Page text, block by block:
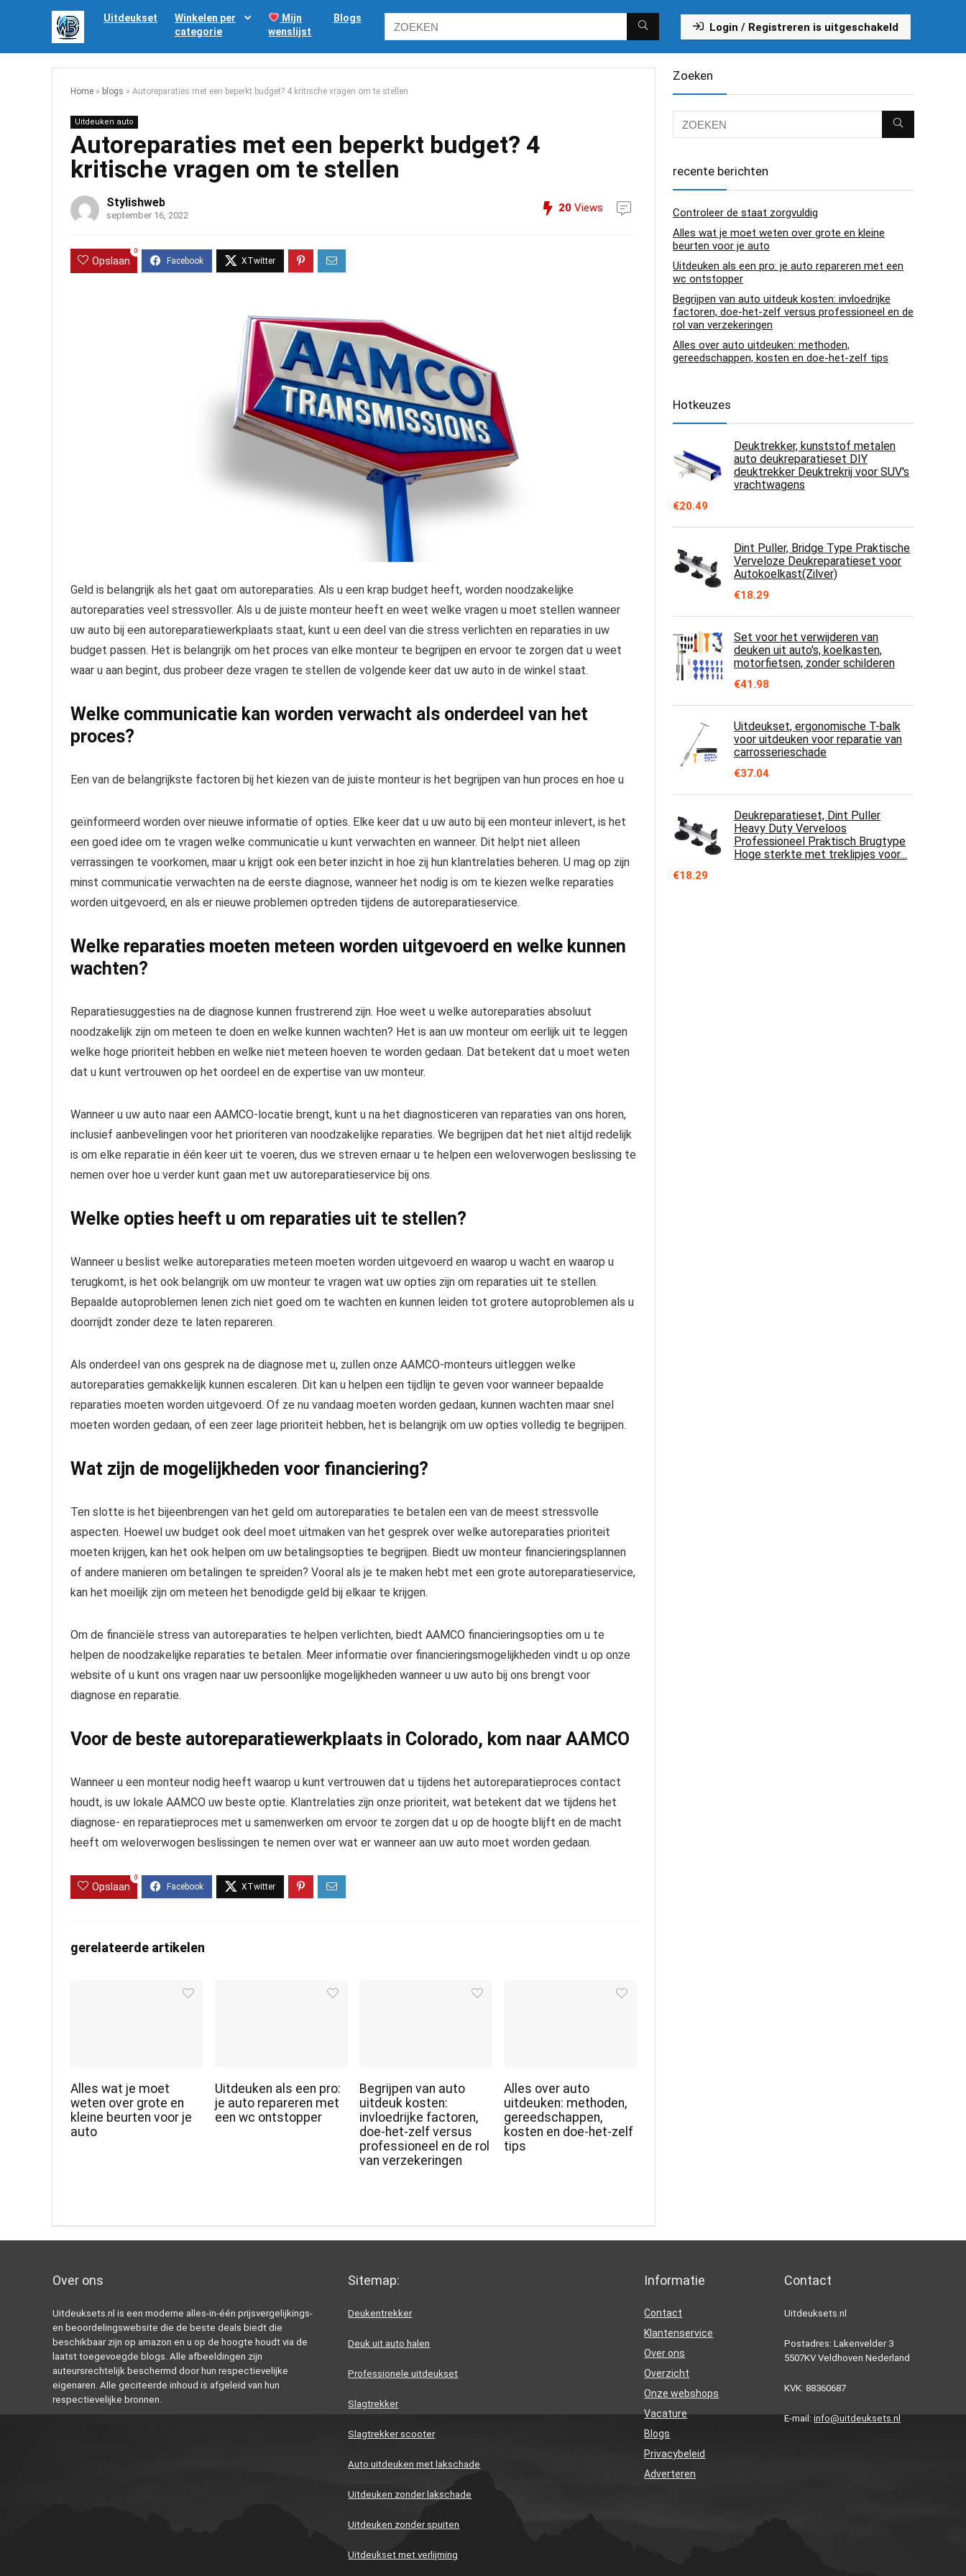
Uitdeukset
Winkelen per
categorie
Mijn
wenslijst
Blogs
Login / Registreren is uitgeschakeld
Home » blogs » Autoreparaties met een beperkt budget? 4 kritische vragen om te stellen
Uitdeuken auto
Autoreparaties met een beperkt budget? 4
kritische vragen om te stellen
Stylishweb
september 16, 2022
20 Views
Opslaan
0
Geld is belangrijk als het gaat om autoreparaties. Als u een krap budget heeft, worden noodzakelijke
autoreparaties veel stressvoller. Als u de juiste monteur heeft en weet welke vragen u moet stellen wanneer
uw auto bij een autoreparatiewerkplaats staat, kunt u een deel van die stress verlichten en reparaties in uw
budget passen. Het is belangrijk om het proces van elke monteur te begrijpen en ervoor te zorgen dat u weet
waar u aan begint, dus probeer deze vragen te stellen de volgende keer dat uw auto in de winkel staat.
Welke communicatie kan worden verwacht als onderdeel van het
proces?
Een van de belangrijkste factoren bij het kiezen van de juiste monteur is het begrijpen van hun proces en hoe u
geïnformeerd worden over nieuwe informatie of opties. Elke keer dat u uw auto bij een monteur inlevert, is het
een goed idee om te vragen welke communicatie u kunt verwachten en wanneer. Dit helpt niet alleen
verrassingen te voorkomen, maar u krijgt ook een beter inzicht in hoe zij hun klantrelaties beheren. U mag op zijn
minst communicatie verwachten na de eerste diagnose, wanneer het nodig is om te kiezen welke reparaties
worden uitgevoerd, en als er nieuwe problemen optreden tijdens de autoreparatieservice.
Welke reparaties moeten meteen worden uitgevoerd en welke kunnen
wachten?
Reparatiesuggesties na de diagnose kunnen frustrerend zijn. Hoe weet u welke autoreparaties absoluut
noodzakelijk zijn om meteen te doen en welke kunnen wachten? Het is aan uw monteur om eerlijk uit te leggen
welke hoge prioriteit hebben en welke niet meteen hoeven te worden gedaan. Dat betekent dat u moet weten
dat u kunt vertrouwen op het oordeel en de expertise van uw monteur.
Wanneer u uw auto naar een AAMCO-locatie brengt, kunt u na het diagnosticeren van reparaties van ons horen,
inclusief aanbevelingen voor het prioriteren van noodzakelijke reparaties. We begrijpen dat het niet altijd redelijk
is om elke reparatie in één keer uit te voeren, dus we streven ernaar u te helpen een weloverwogen beslissing te
nemen over hoe u verder kunt gaan met uw autoreparatieservice bij ons.
Welke opties heeft u om reparaties uit te stellen?
Wanneer u beslist welke autoreparaties meteen moeten worden uitgevoerd en waarop u wacht en waarop u
terugkomt, is het ook belangrijk om uw monteur te vragen wat uw opties zijn om reparaties uit te stellen.
Bepaalde autoproblemen lenen zich niet goed om te wachten en kunnen leiden tot grotere autoproblemen als u
doorrijdt zonder deze te laten repareren.
Als onderdeel van ons gesprek na de diagnose met u, zullen onze AAMCO-monteurs uitleggen welke
autoreparaties gemakkelijk kunnen escaleren. Dit kan u helpen een tijdlijn te geven voor wanneer bepaalde
reparaties moeten worden uitgevoerd. Of ze nu vandaag moeten worden gedaan, kunnen wachten maar snel
moeten worden gedaan, of een zeer lage prioriteit hebben, het is belangrijk om uw opties volledig te begrijpen.
Wat zijn de mogelijkheden voor financiering?
Ten slotte is het bijeenbrengen van het geld om autoreparaties te betalen een van de meest stressvolle
aspecten. Hoewel uw budget ook deel moet uitmaken van het gesprek over welke autoreparaties prioriteit
moeten krijgen, kan het ook helpen om uw betalingsopties te begrijpen. Biedt uw monteur financieringsplannen
of andere manieren om betalingen te spreiden? Vooral als je te maken hebt met een grote autoreparatieservice,
kan het moeilijk zijn om meteen het benodigde geld bij elkaar te krijgen.
Om de financiële stress van autoreparaties te helpen verlichten, biedt AAMCO financieringsopties om u te
helpen de noodzakelijke reparaties te betalen. Meer informatie over financieringsmogelijkheden vindt u op onze
website of u kunt ons vragen naar uw persoonlijke mogelijkheden wanneer u uw auto bij ons brengt voor
diagnose en reparatie.
Voor de beste autoreparatiewerkplaats in Colorado, kom naar AAMCO
Wanneer u een monteur nodig heeft waarop u kunt vertrouwen dat u tijdens het autoreparatieproces contact
houdt, is uw lokale AAMCO uw beste optie. Klantrelaties zijn onze prioriteit, wat betekent dat we tijdens het
diagnose- en reparatieproces met u samenwerken om ervoor te zorgen dat u op de hoogte blijft en de macht
heeft om weloverwogen beslissingen te nemen over wat er wanneer aan uw auto moet worden gedaan.
Opslaan
0
gerelateerde artikelen
Alles wat je moet
weten over grote en
kleine beurten voor je
auto
Uitdeuken als een pro:
je auto repareren met
een wc ontstopper
Begrijpen van auto
uitdeuk kosten:
invloedrijke factoren,
doe-het-zelf versus
professioneel en de rol
van verzekeringen
Alles over auto
uitdeuken: methoden,
gereedschappen,
kosten en doe-het-zelf
tips
Zoeken
recente berichten
Controleer de staat zorgvuldig
Alles wat je moet weten over grote en kleine
beurten voor je auto
Uitdeuken als een pro: je auto repareren met een
wc ontstopper
Begrijpen van auto uitdeuk kosten: invloedrijke
factoren, doe-het-zelf versus professioneel en de
rol van verzekeringen
Alles over auto uitdeuken: methoden,
gereedschappen, kosten en doe-het-zelf tips
Hotkeuzes
Deuktrekker, kunststof metalen
auto deukreparatieset DIY
deuktrekker Deuktrekrij voor SUV's
vrachtwagens
€20.49
Dint Puller, Bridge Type Praktische
Verveloze Deukreparatieset voor
Autokoelkast(Zilver)
€18.29
Set voor het verwijderen van
deuken uit auto's, koelkasten,
motorfietsen, zonder schilderen
€41.98
Uitdeukset, ergonomische T-balk
voor uitdeuken voor reparatie van
carrosserieschade
€37.04
Deukreparatieset, Dint Puller
Heavy Duty Verveloos
Professioneel Praktisch Brugtype
Hoge sterkte met treklipjes voor…
€18.29
Over ons
Uitdeuksets.nl is een moderne alles-in-één prijsvergelijkings-
en beoordelingswebsite die de beste deals biedt die
beschikbaar zijn op amazon en u op de hoogte houdt via de
laatst toegevoegde blogs. Alle afbeeldingen zijn
auteursrechtelijk beschermd door hun respectievelijke
eigenaren. Alle geciteerde inhoud is afgeleid van hun
respectievelijke bronnen.
Sitemap:
Deukentrekker
Deuk uit auto halen
Professionele uitdeukset
Slagtrekker
Slagtrekker scooter
Auto uitdeuken met lakschade
Uitdeuken zonder lakschade
Uitdeuken zonder spuiten
Uitdeukset met verlijming
Informatie
Contact
Klantenservice
Over ons
Overzicht
Onze webshops
Vacature
Blogs
Privacybeleid
Adverteren
Contact
Uitdeuksets.nl
Postadres: Lakenvelder 3
5507KV Veldhoven Nederland
KVK: 88360687
E-mail:info@uitdeuksets.nl